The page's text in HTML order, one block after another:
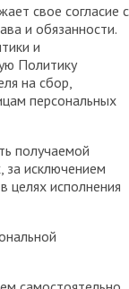
свое согласие с
и обязанности.
и
Политику
на сбор,
персональных
получаемой
за исключением
целях исполнения